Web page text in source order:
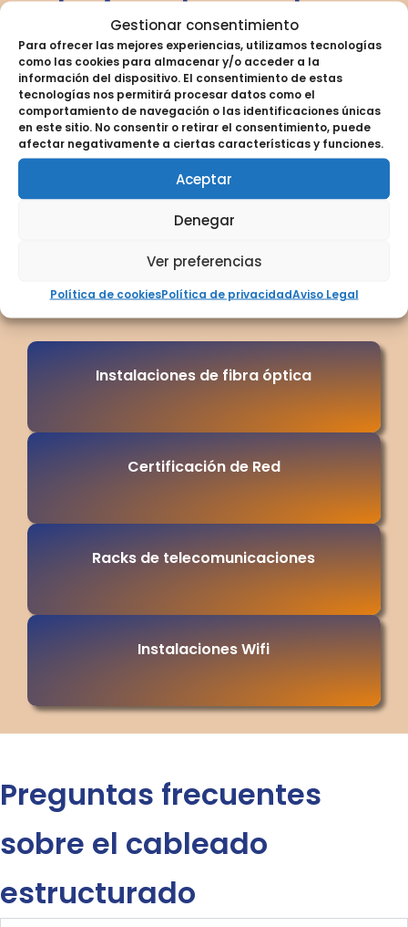
Gestionar consentimiento
Para ofrecer las mejores experiencias, utilizamos tecnologías
como las cookies para almacenar y/o acceder a la
información del dispositivo. El consentimiento de estas
tecnologías nos permitirá procesar datos como el
comportamiento de navegación o las identificaciones únicas
en este sitio. No consentir o retirar el consentimiento, puede
afectar negativamente a ciertas características y funciones.
Aceptar
Denegar
Ver preferencias
Política de cookiesPolítica de privacidadAviso Legal
relacionados con la
instalación de
cableado estructurado
Además de lainstalación de cableado
servicios complementarios que pueden
potenciar la infraestructura de red de tu
Instalación de Fibra Óptica
Soluciones para Data Centery
. Estos servicios garantizan una conectividad
completa y optimizada para tu organización.
Instalaciones de fibra óptica
Certificación de Red
Racks de telecomunicaciones
Instalaciones Wifi
Preguntas frecuentes
sobre el cableado
estructurado